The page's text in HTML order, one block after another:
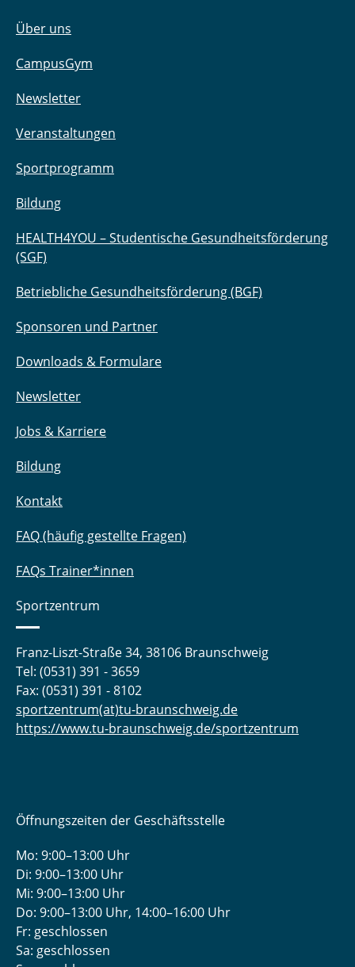
Über uns
CampusGym
Newsletter
Veranstaltungen
Sportprogramm
Bildung
HEALTH4YOU – Studentische Gesundheitsförderung
(SGF)
Betriebliche Gesundheitsförderung (BGF)
Sponsoren und Partner
Downloads & Formulare
Newsletter
Jobs & Karriere
Bildung
Kontakt
FAQ (häufig gestellte Fragen)
FAQs Trainer*innen
Sportzentrum
Franz-Liszt-Straße 34, 38106 Braunschweig
Tel: (0531) 391 - 3659
Fax: (0531) 391 - 8102
sportzentrum(at)tu-braunschweig.de
https://www.tu-braunschweig.de/sportzentrum
Öffnungszeiten der Geschäftsstelle
Mo: 9:00–13:00 Uhr
Di: 9:00–13:00 Uhr
Mi: 9:00–13:00 Uhr
Do: 9:00­–13:00 Uhr, 14:00­–16:00 Uhr
Fr: geschlossen
Sa: geschlossen